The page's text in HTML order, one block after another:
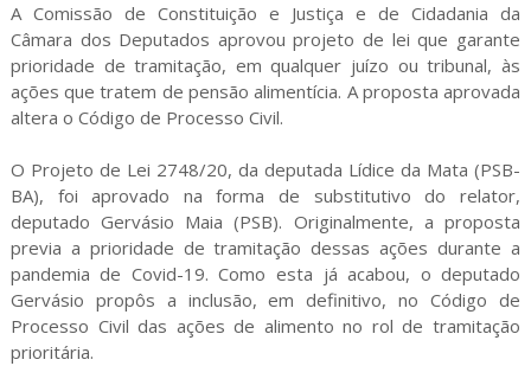
A Comissão de Constituição e Justiça e de Cidadania da
Câmara dos Deputados aprovou projeto de lei que garante
prioridade de tramitação, em qualquer juízo ou tribunal, às
ações que tratem de pensão alimentícia. A proposta aprovada
altera o Código de Processo Civil.
O Projeto de Lei 2748/20, da deputada Lídice da Mata (PSB-
BA), foi aprovado na forma de substitutivo do relator,
deputado Gervásio Maia (PSB). Originalmente, a proposta
previa a prioridade de tramitação dessas ações durante a
pandemia de Covid-19. Como esta já acabou, o deputado
Gervásio propôs a inclusão, em definitivo, no Código de
Processo Civil das ações de alimento no rol de tramitação
prioritária.